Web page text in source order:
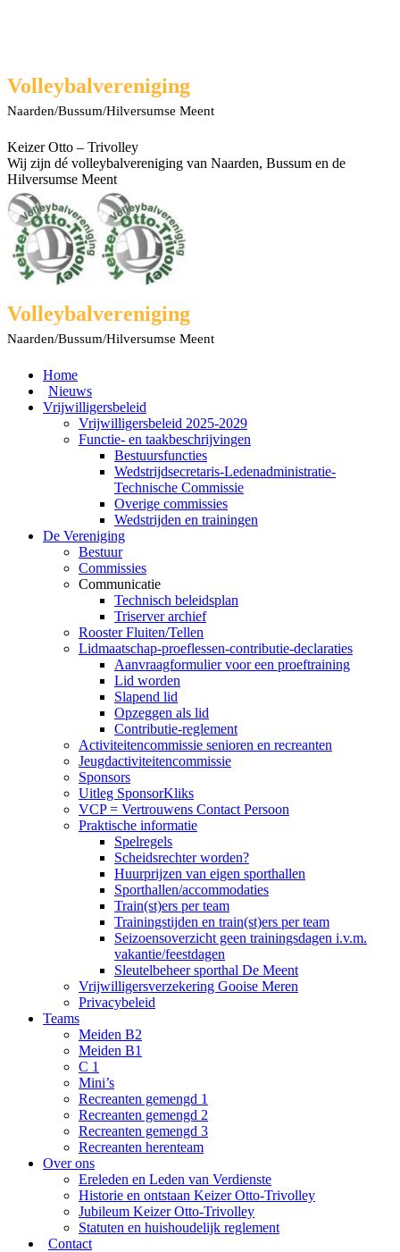
Facebook
page
opens
new
window
X
page
opens
new
window
Rss
page
opens
new
window
YouTube
page
opens
new
window
Volleybalvereniging
Naarden/Bussum/Hilversumse Meent
Keizer Otto – Trivolley
Wij zijn dé volleybalvereniging van Naarden, Bussum en de
Hilversumse Meent
Volleybalvereniging
Naarden/Bussum/Hilversumse Meent
Home
Nieuws
Vrijwilligersbeleid
Vrijwilligersbeleid 2025-2029
Functie- en taakbeschrijvingen
Bestuursfuncties
Wedstrijdsecretaris-Ledenadministratie-
Technische Commissie
Overige commissies
Wedstrijden en trainingen
De Vereniging
Bestuur
Commissies
Communicatie
Technisch beleidsplan
Triserver archief
Rooster Fluiten/Tellen
Lidmaatschap-proeflessen-contributie-declaraties
Aanvraagformulier voor een proeftraining
Lid worden
Slapend lid
Opzeggen als lid
Contributie-reglement
Activiteitencommissie senioren en recreanten
Jeugdactiviteitencommissie
Sponsors
Uitleg SponsorKliks
VCP = Vertrouwens Contact Persoon
Praktische informatie
Spelregels
Scheidsrechter worden?
Huurprijzen van eigen sporthallen
Sporthallen/accommodaties
Train(st)ers per team
Trainingstijden en train(st)ers per team
Seizoensoverzicht geen trainingsdagen i.v.m.
vakantie/feestdagen
Sleutelbeheer sporthal De Meent
Vrijwilligersverzekering Gooise Meren
Privacybeleid
Teams
Meiden B2
Meiden B1
C 1
Mini’s
Recreanten gemengd 1
Recreanten gemengd 2
Recreanten gemengd 3
Recreanten herenteam
Over ons
Ereleden en Leden van Verdienste
Historie en ontstaan Keizer Otto-Trivolley
Jubileum Keizer Otto-Trivolley
Statuten en huishoudelijk reglement
Contact